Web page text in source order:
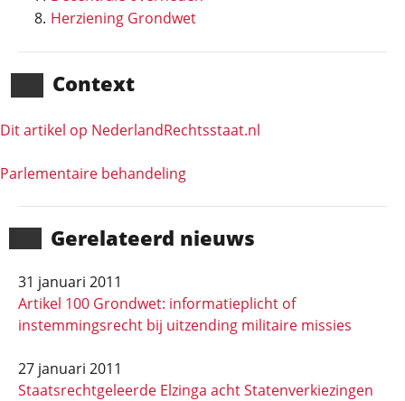
Herziening Grondwet
Context
Dit artikel op NederlandRechts­staat.nl
Parlementaire behandeling
Gerela­teerd nieuws
31 januari 2011
Artikel 100 Grondwet: informatieplicht of
instemmingsrecht bij uitzending militaire missies
27 januari 2011
Staatsrechtgeleerde Elzinga acht Statenverkiezingen